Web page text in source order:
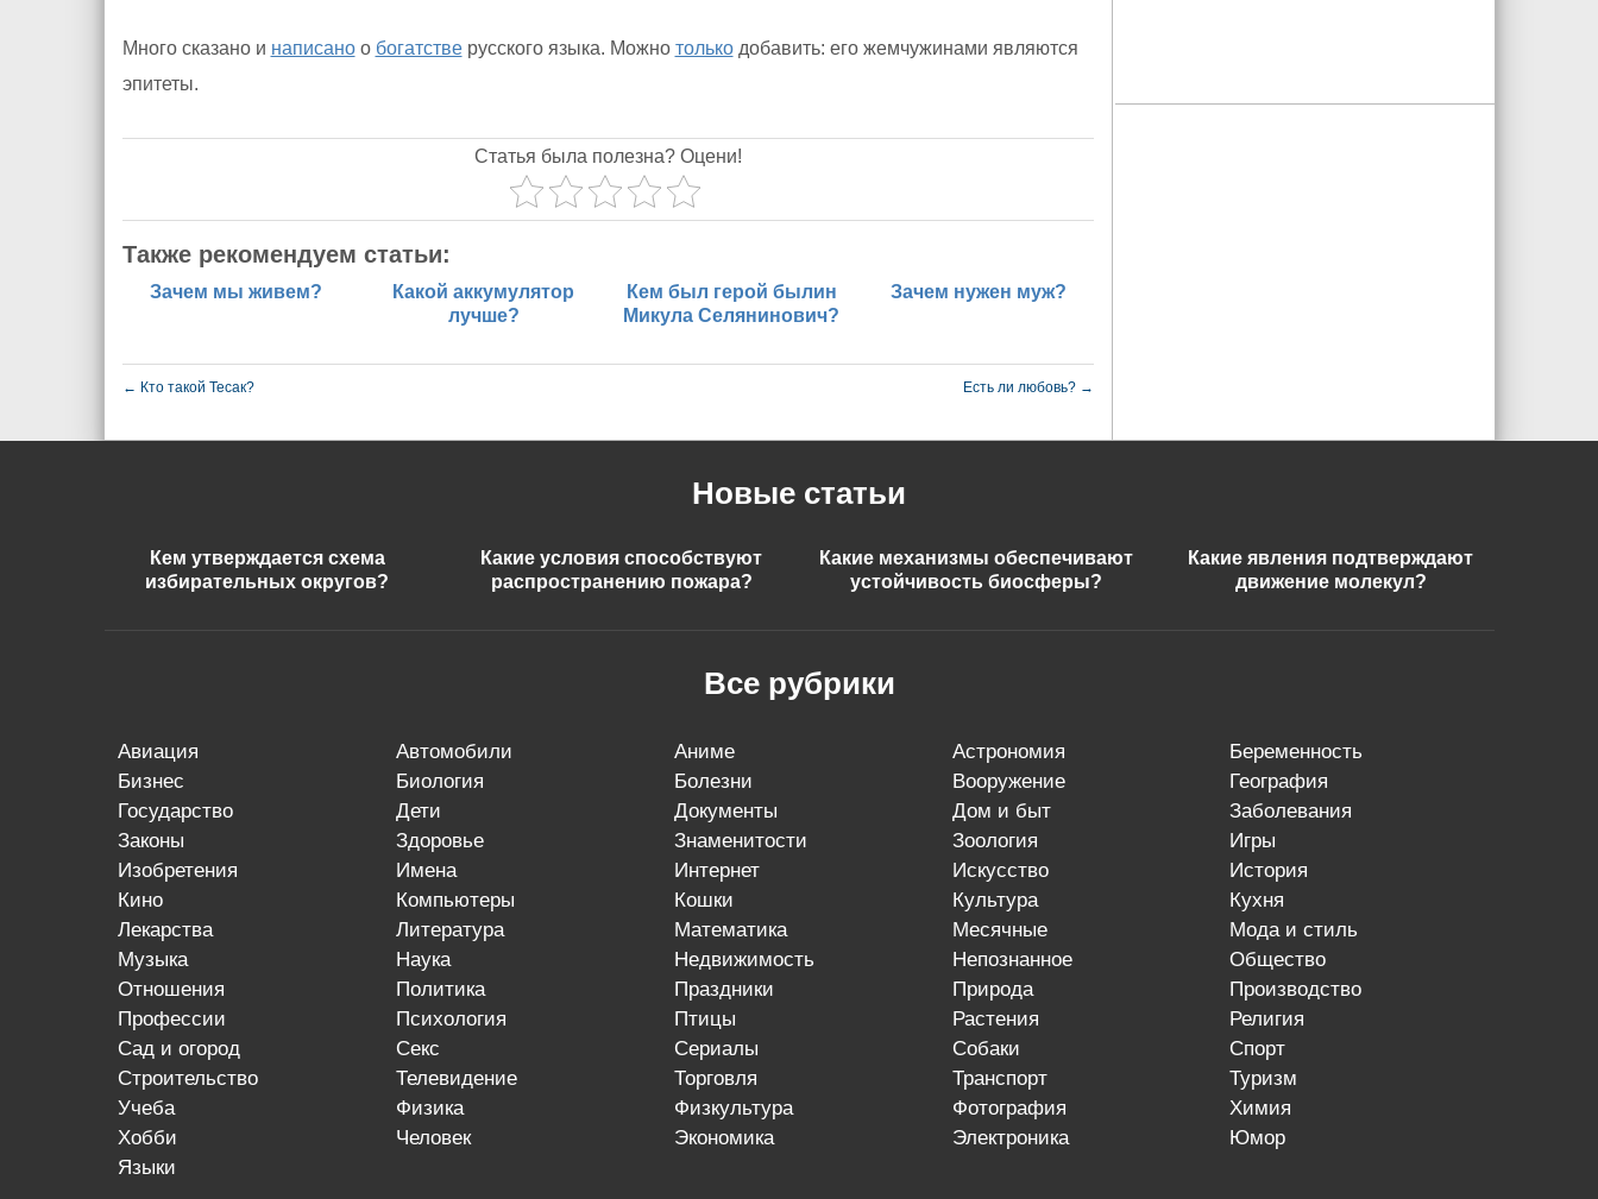
Много сказано и написаноо богатстверусского языка. Можно толькодобавить: его жемчужинами являются
эпитеты.
Статья была полезна? Оцени!
Также рекомендуем статьи:
Зачем мы живем?
Какой аккумулятор
лучше?
Кем был герой былин
Микула Селянинович?
Зачем нужен муж?
← Кто такой Тесак? Есть ли любовь? →
Новые статьи
Кем утверждается схема
избирательных округов?
Какие условия способствуют
распространению пожара?
Какие механизмы обеспечивают
устойчивость биосферы?
Какие явления подтверждают
движение молекул?
Все рубрики
авиация автомобили аниме астрономия
беременность
бизнес
биология болезни вооружение
география
государство
дети документы дом и быт
заболевания
законы
здоровье знаменитости зоология
игры
изобретения
имена интернет искусство
история
кино
компьютеры кошки культура
кухня
лекарства
литература математика месячные
мода и стиль
музыка
наука недвижимость непознанное
общество
отношения
политика праздники природа
производство
профессии
психология птицы растения
религия
сад и огород
секс сериалы собаки
спорт
строительство
телевидение торговля транспорт
туризм
учеба
физика физкультура фотография
химия
хобби
человек экономика электроника
юмор
языки